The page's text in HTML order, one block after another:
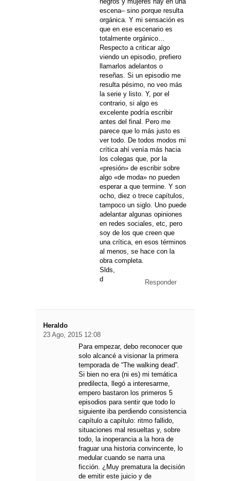
escena– sino porque resulta
orgánica. Y mi sensación es
que en ese escenario es
totalmente orgánico…
Respecto a criticar algo
viendo un episodio, prefiero
llamarlos adelantos o
reseñas. Si un episodio me
resulta pésimo, no veo más
la serie y listo. Y, por el
contrario, si algo es
excelente podría escribir
antes del final. Pero me
parece que lo más justo es
ver todo. De todos modos mi
crítica ahí venía más hacia
los colegas que, por la
«presión» de escribir sobre
algo «de moda» no pueden
esperar a que termine. Y son
ocho, diez o trece capítulos,
tampoco un siglo. Uno puede
adelantar algunas opiniones
en redes sociales, etc, pero
soy de los que creen que
una crítica, en esos términos
al menos, se hace con la
obra completa.
Slds,
d
Responder
Heraldo
23 Ago, 2015 12:08
Para empezar, debo reconocer que
solo alcancé a visionar la primera
temporada de “The walking dead”.
Si bien no era (ni es) mi temática
predilecta, llegó a interesarme,
empero bastaron los primeros 5
episodios para sentir que todo lo
siguiente iba perdiendo consistencia
capítulo a capítulo: ritmo fallido,
situaciones mal resueltas y, sobre
todo, la inoperancia a la hora de
fraguar una historia convincente, lo
medular cuando se narra una
ficción. ¿Muy prematura la decisión
de emitir este juicio y de